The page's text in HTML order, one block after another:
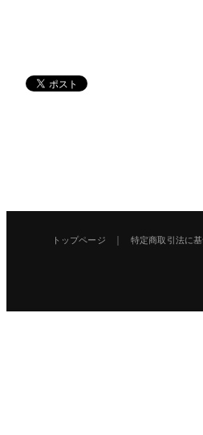
トップページ 特定商取引法に